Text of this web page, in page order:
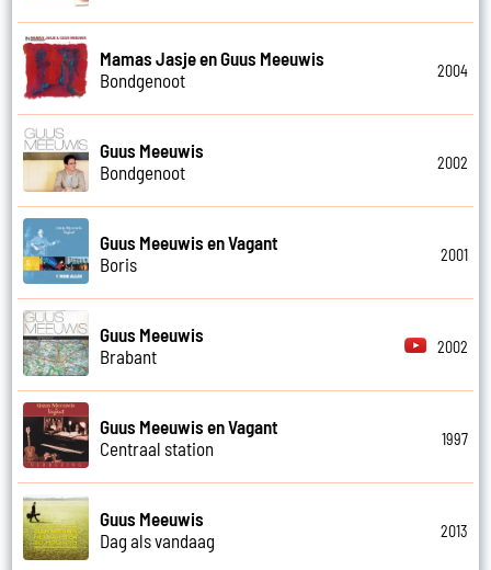
Mamas Jasje en Guus Meeuwis
Bondgenoot
2004
Guus Meeuwis
Bondgenoot
2002
Guus Meeuwis en Vagant
Boris
2001
Guus Meeuwis
Brabant
2002
Guus Meeuwis en Vagant
Centraal station
1997
Guus Meeuwis
Dag als vandaag
2013